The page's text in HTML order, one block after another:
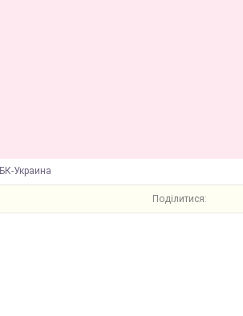
Украина
Поділитися: